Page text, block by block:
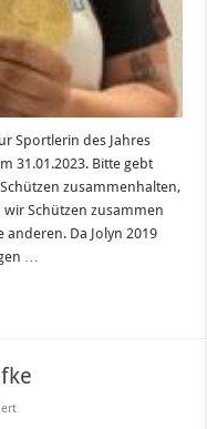
Sportlerin des Jahres
31.01.2023. Bitte gebt
zusammenhalten,
wir Schützen zusammen
Da Jolyn 2019
…
für